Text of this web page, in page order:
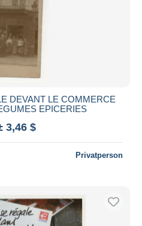
DEVANT LE COMMERCE
EPICERIES
3,46 $
Privatperson